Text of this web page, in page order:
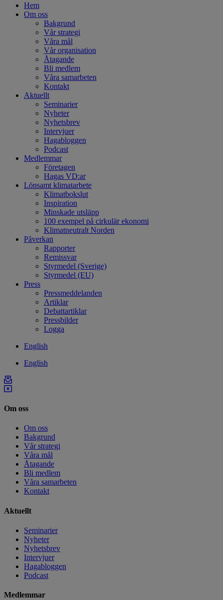
Hem
Om oss
Bakgrund
Vår strategi
Våra mål
Vår organisation
Åtagande
Bli medlem
Våra samarbeten
Kontakt
Aktuellt
Seminarier
Nyheter
Nyhetsbrev
Intervjuer
Hagabloggen
Podcast
Medlemmar
Företagen
Hagas VD:ar
Lönsamt klimatarbete
Klimatbokslut
Inspiration
Minskade utsläpp
100 exempel på cirkulär ekonomi
Klimatneutralt Norden
Påverkan
Rapporter
Remissvar
Styrmedel (Sverige)
Styrmedel (EU)
Press
Pressmeddelanden
Artiklar
Debattartiklar
Pressbilder
Logga
English
English
Om oss
Om oss
Bakgrund
Vår strategi
Våra mål
Åtagande
Bli medlem
Våra samarbeten
Kontakt
Aktuellt
Seminarier
Nyheter
Nyhetsbrev
Intervjuer
Hagabloggen
Podcast
Medlemmar